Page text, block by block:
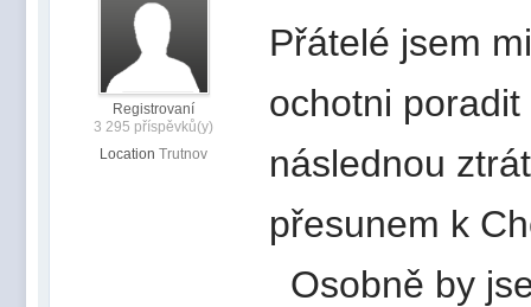
Registrovaní
3 295 příspěvků(y)
Location Trutnov
Přátelé jsem
ochotni
následnou
přesunem k
Osobně by